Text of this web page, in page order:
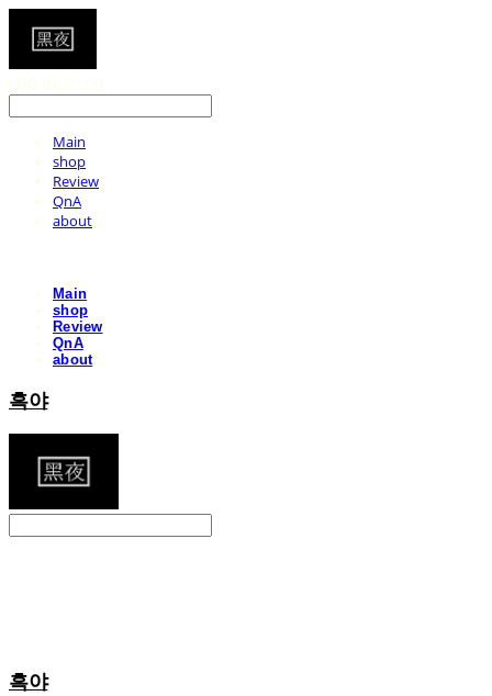
Main
shop
Review
QnA
about
Main
shop
Review
QnA
about
흑야
흑야